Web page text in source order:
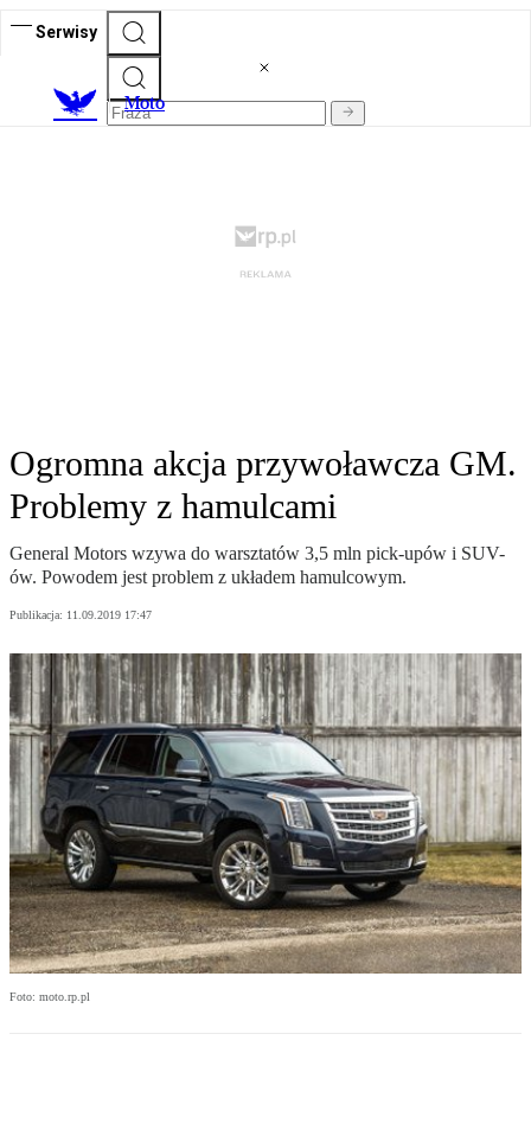
Serwisy
Moto
Ogromna akcja przywoławcza GM.
Problemy z hamulcami
General Motors wzywa do warsztatów 3,5 mln pick-upów i SUV-
ów. Powodem jest problem z układem hamulcowym.
Publikacja: 11.09.2019 17:47
Foto: moto.rp.pl